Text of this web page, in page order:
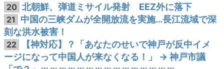
20 北朝鮮、弾道ミサイル発射 EEZ外に落下
21
中国の三峡ダムが全開放流を実施…長江流域で深
刻な洪水被害！
22
【神対応】？「あなたのせいで神戸が反中イメ
ージになって中国人が来なくなる！」 → 神戸市議